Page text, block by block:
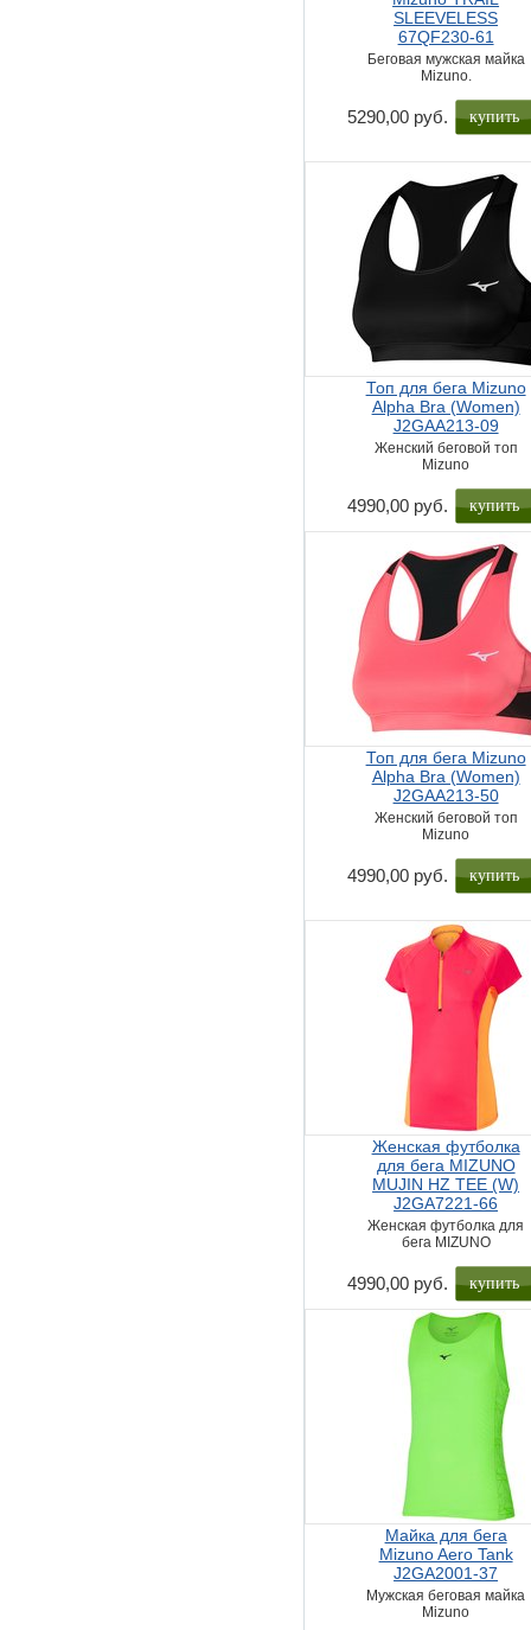
SLEEVELESS
67QF230-61
Беговая мужская майка
Mizuno.
5290,00 руб. купить
Топ для бега Mizuno
Alpha Bra (Women)
J2GAA213-09
Женский беговой топ
Mizuno
4990,00 руб. купить
Топ для бега Mizuno
Alpha Bra (Women)
J2GAA213-50
Женский беговой топ
Mizuno
4990,00 руб. купить
Женская футболка
для бега MIZUNO
MUJIN HZ TEE (W)
J2GA7221-66
Женская футболка для
бега MIZUNO
4990,00 руб. купить
Майка для бега
Mizuno Aero Tank
J2GA2001-37
Мужская беговая майка
Mizuno